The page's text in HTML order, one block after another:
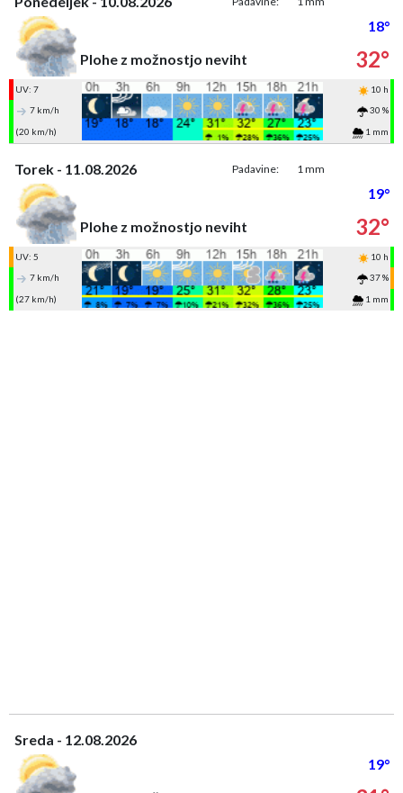
18°
Plohe z možnostjo neviht
32°
UV: 7
10 h
7 km/h
30 %
(20 km/h)
1 mm
Torek - 11.08.2026 Padavine: 1 mm
19°
Plohe z možnostjo neviht
32°
UV: 5
10 h
7 km/h
37 %
(27 km/h)
1 mm
Sreda - 12.08.2026
19°